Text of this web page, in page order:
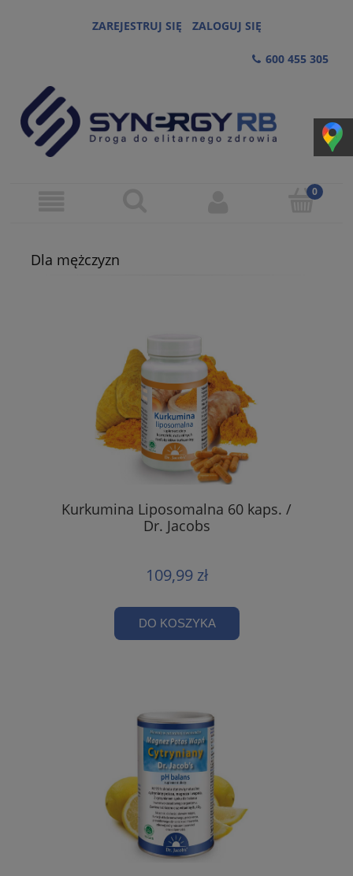
ZAREJESTRUJ SIĘ ZALOGUJ SIĘ
600 455 305
Dla mężczyzn
Kurkumina Liposomalna 60 kaps. /
Dr. Jacobs
109,99 zł
DO KOSZYKA